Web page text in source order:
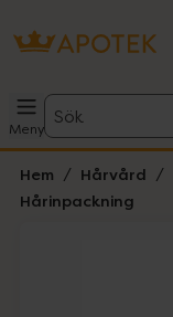
Meny
Sök
Hem Hårvård
Hårinpackning